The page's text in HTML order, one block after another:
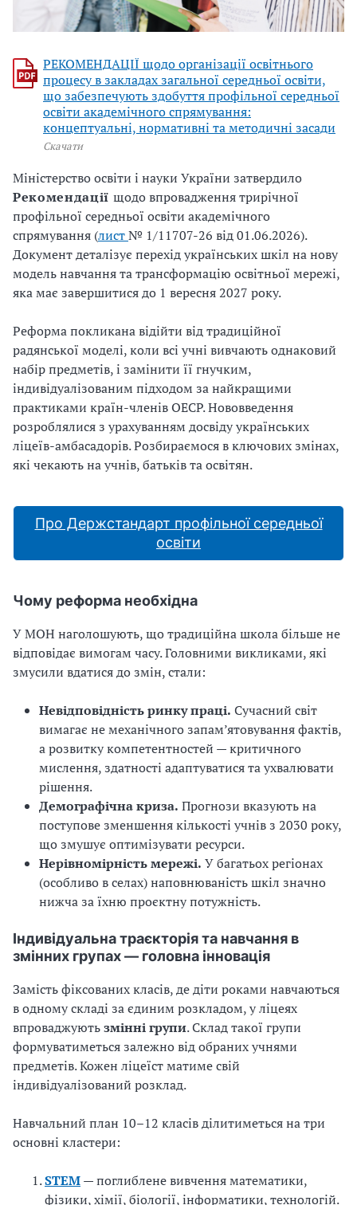
РЕКОМЕНДАЦІЇ щодо організації освітнього
процесу в закладах загальної середньої освіти,
що забезпечують здобуття профільної середньої
освіти академічного спрямування:
концептуальні, нормативні та методичні засади
Скачати
Міністерство освіти і науки України затвердило
Рекомендації щодо впровадження трирічної
профільної середньої освіти академічного
спрямування (лист№ 1/11707-26 від 01.06.2026).
Документ деталізує перехід українських шкіл на нову
модель навчання та трансформацію освітньої мережі,
яка має завершитися до 1 вересня 2027 року.
Реформа покликана відійти від традиційної
радянської моделі, коли всі учні вивчають однаковий
набір предметів, і замінити її гнучким,
індивідуалізованим підходом за найкращими
практиками країн-членів ОЕСР. Нововведення
розроблялися з урахуванням досвіду українських
ліцеїв-амбасадорів. Розбираємося в ключових змінах,
які чекають на учнів, батьків та освітян.
Про Держстандарт профільної середньої
освіти
Чому реформа необхідна
У МОН наголошують, що традиційна школа більше не
відповідає вимогам часу. Головними викликами, які
змусили вдатися до змін, стали:
Невідповідність ринку праці. Сучасний світ
вимагає не механічного запам’ятовування фактів,
а розвитку компетентностей — критичного
мислення, здатності адаптуватися та ухвалювати
рішення.
Демографічна криза. Прогнози вказують на
поступове зменшення кількості учнів з 2030 року,
що змушує оптимізувати ресурси.
Нерівномірність мережі. У багатьох регіонах
(особливо в селах) наповнюваність шкіл значно
нижча за їхню проєктну потужність.
Індивідуальна траєкторія та навчання в
змінних групах — головна інновація
Замість фіксованих класів, де діти роками навчаються
в одному складі за єдиним розкладом, у ліцеях
впроваджуютьзмінні групи. Склад такої групи
формуватиметься залежно від обраних учнями
предметів. Кожен ліцеїст матиме свій
індивідуалізований розклад.
Навчальний план 10–12 класів ділитиметься на три
основні кластери:
STEM— поглиблене вивчення математики,
фізики, хімії, біології, інформатики, технологій.